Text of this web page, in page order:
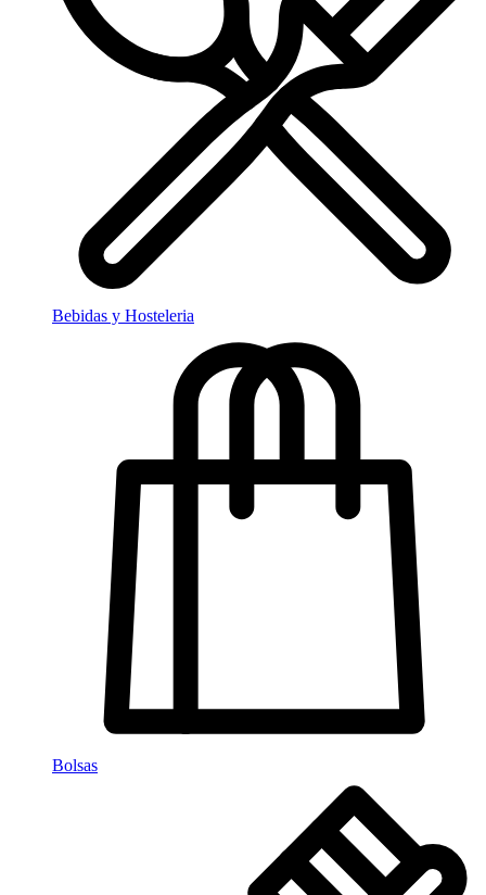
Bebidas y Hosteleria
Bolsas